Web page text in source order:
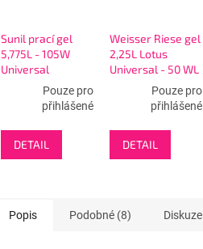
Sunil prací gel
5,775L - 105W
Universal
Pouze pro
přihlášené
DETAIL
Weisser Riese gel
2,25L Lotus
Universal - 50 WL
Pouze pro
přihlášené
DETAIL
Popis Podobné (8) Diskuze